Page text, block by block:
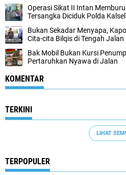
Operasi Sikat II Intan
Tersangka Diciduk Polda Kalsel
Bukan Sekadar Menyapa,
Cita-cita Bilqis di Tengah Jalan
Bak Mobil Bukan Kursi
Pertaruhkan Nyawa di Jalan
KOMENTAR
TERKINI
LIHAT
TERPOPULER